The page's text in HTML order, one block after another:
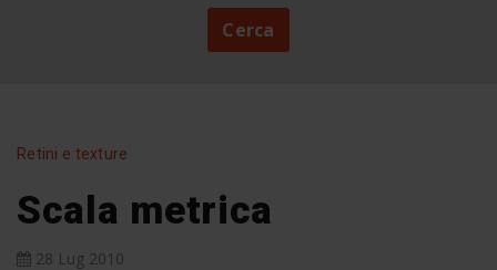
Cerca
Retini e texture
Scala metrica
28 Lug 2010